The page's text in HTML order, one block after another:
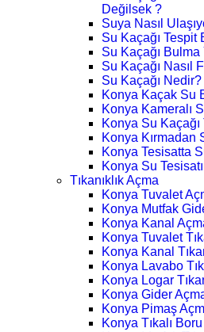
Değilsek ?
Suya Nasıl
Su Kaçağı
Su Kaçağı
Su Kaçağı Nasıl
Su Kaçağı Nedir?
Konya Kaçak Su
Konya Kameralı
Konya Su Kaçağı
Konya Kırmadan
Konya Tesisatta
Konya Su
Tıkanıklık Açma
Konya Tuvalet
Konya Mutfak
Konya Kanal
Konya Tuvalet
Konya Kanal
Konya Lavabo
Konya Logar
Konya Gider
Konya Pimaş
Konya Tıkalı